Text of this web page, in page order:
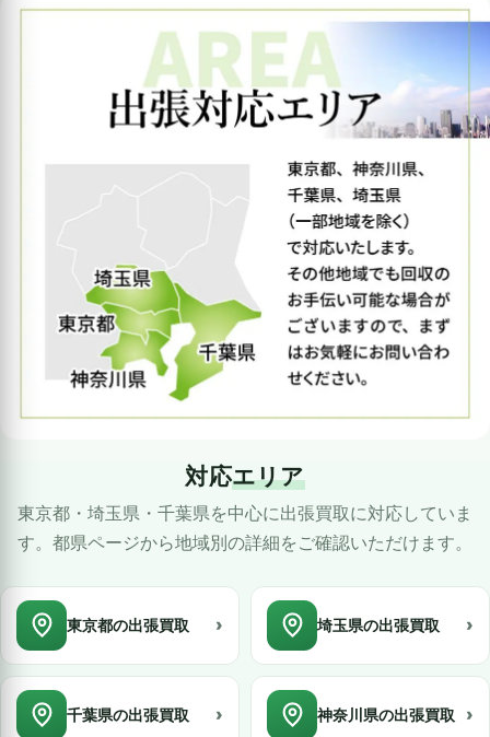
対応エリア
東京都・埼玉県・千葉県を中心に出張買取に対応していま
す。都県ページから地域別の詳細をご確認いただけます。
東京都の出張買取 › 埼玉県の出張買取 ›
千葉県の出張買取 › 神奈川県の出張買取 ›